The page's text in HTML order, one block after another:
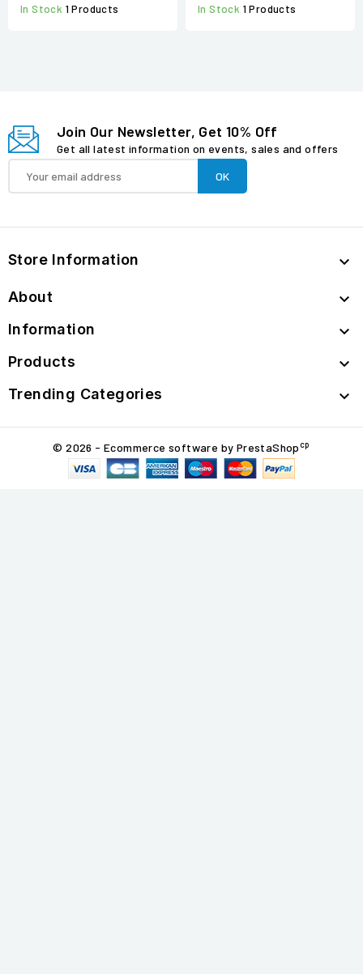
In Stock 1 Products In Stock 1 Products
Join Our Newsletter, Get 10% Off
Get all latest information on events, sales and offers
Store Information 
About 
Information 
Products 
Trending Categories 
© 2026 - Ecommerce software by PrestaShop cp